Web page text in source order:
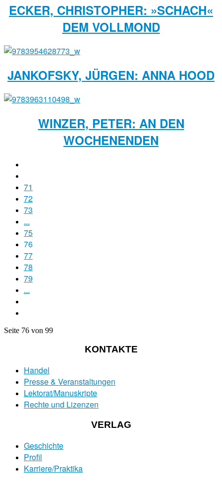
ECKER, CHRISTOPHER: »SCHACH«
DEM VOLLMOND
JANKOFSKY, JÜRGEN: ANNA HOOD
WINZER, PETER: AN DEN
WOCHENENDEN
71
72
73
...
75
76
77
78
79
...
Seite 76 von 99
KONTAKTE
Handel
Presse & Veranstaltungen
Lektorat/Manuskripte
Rechte und Lizenzen
VERLAG
Geschichte
Profil
Karriere/Praktika